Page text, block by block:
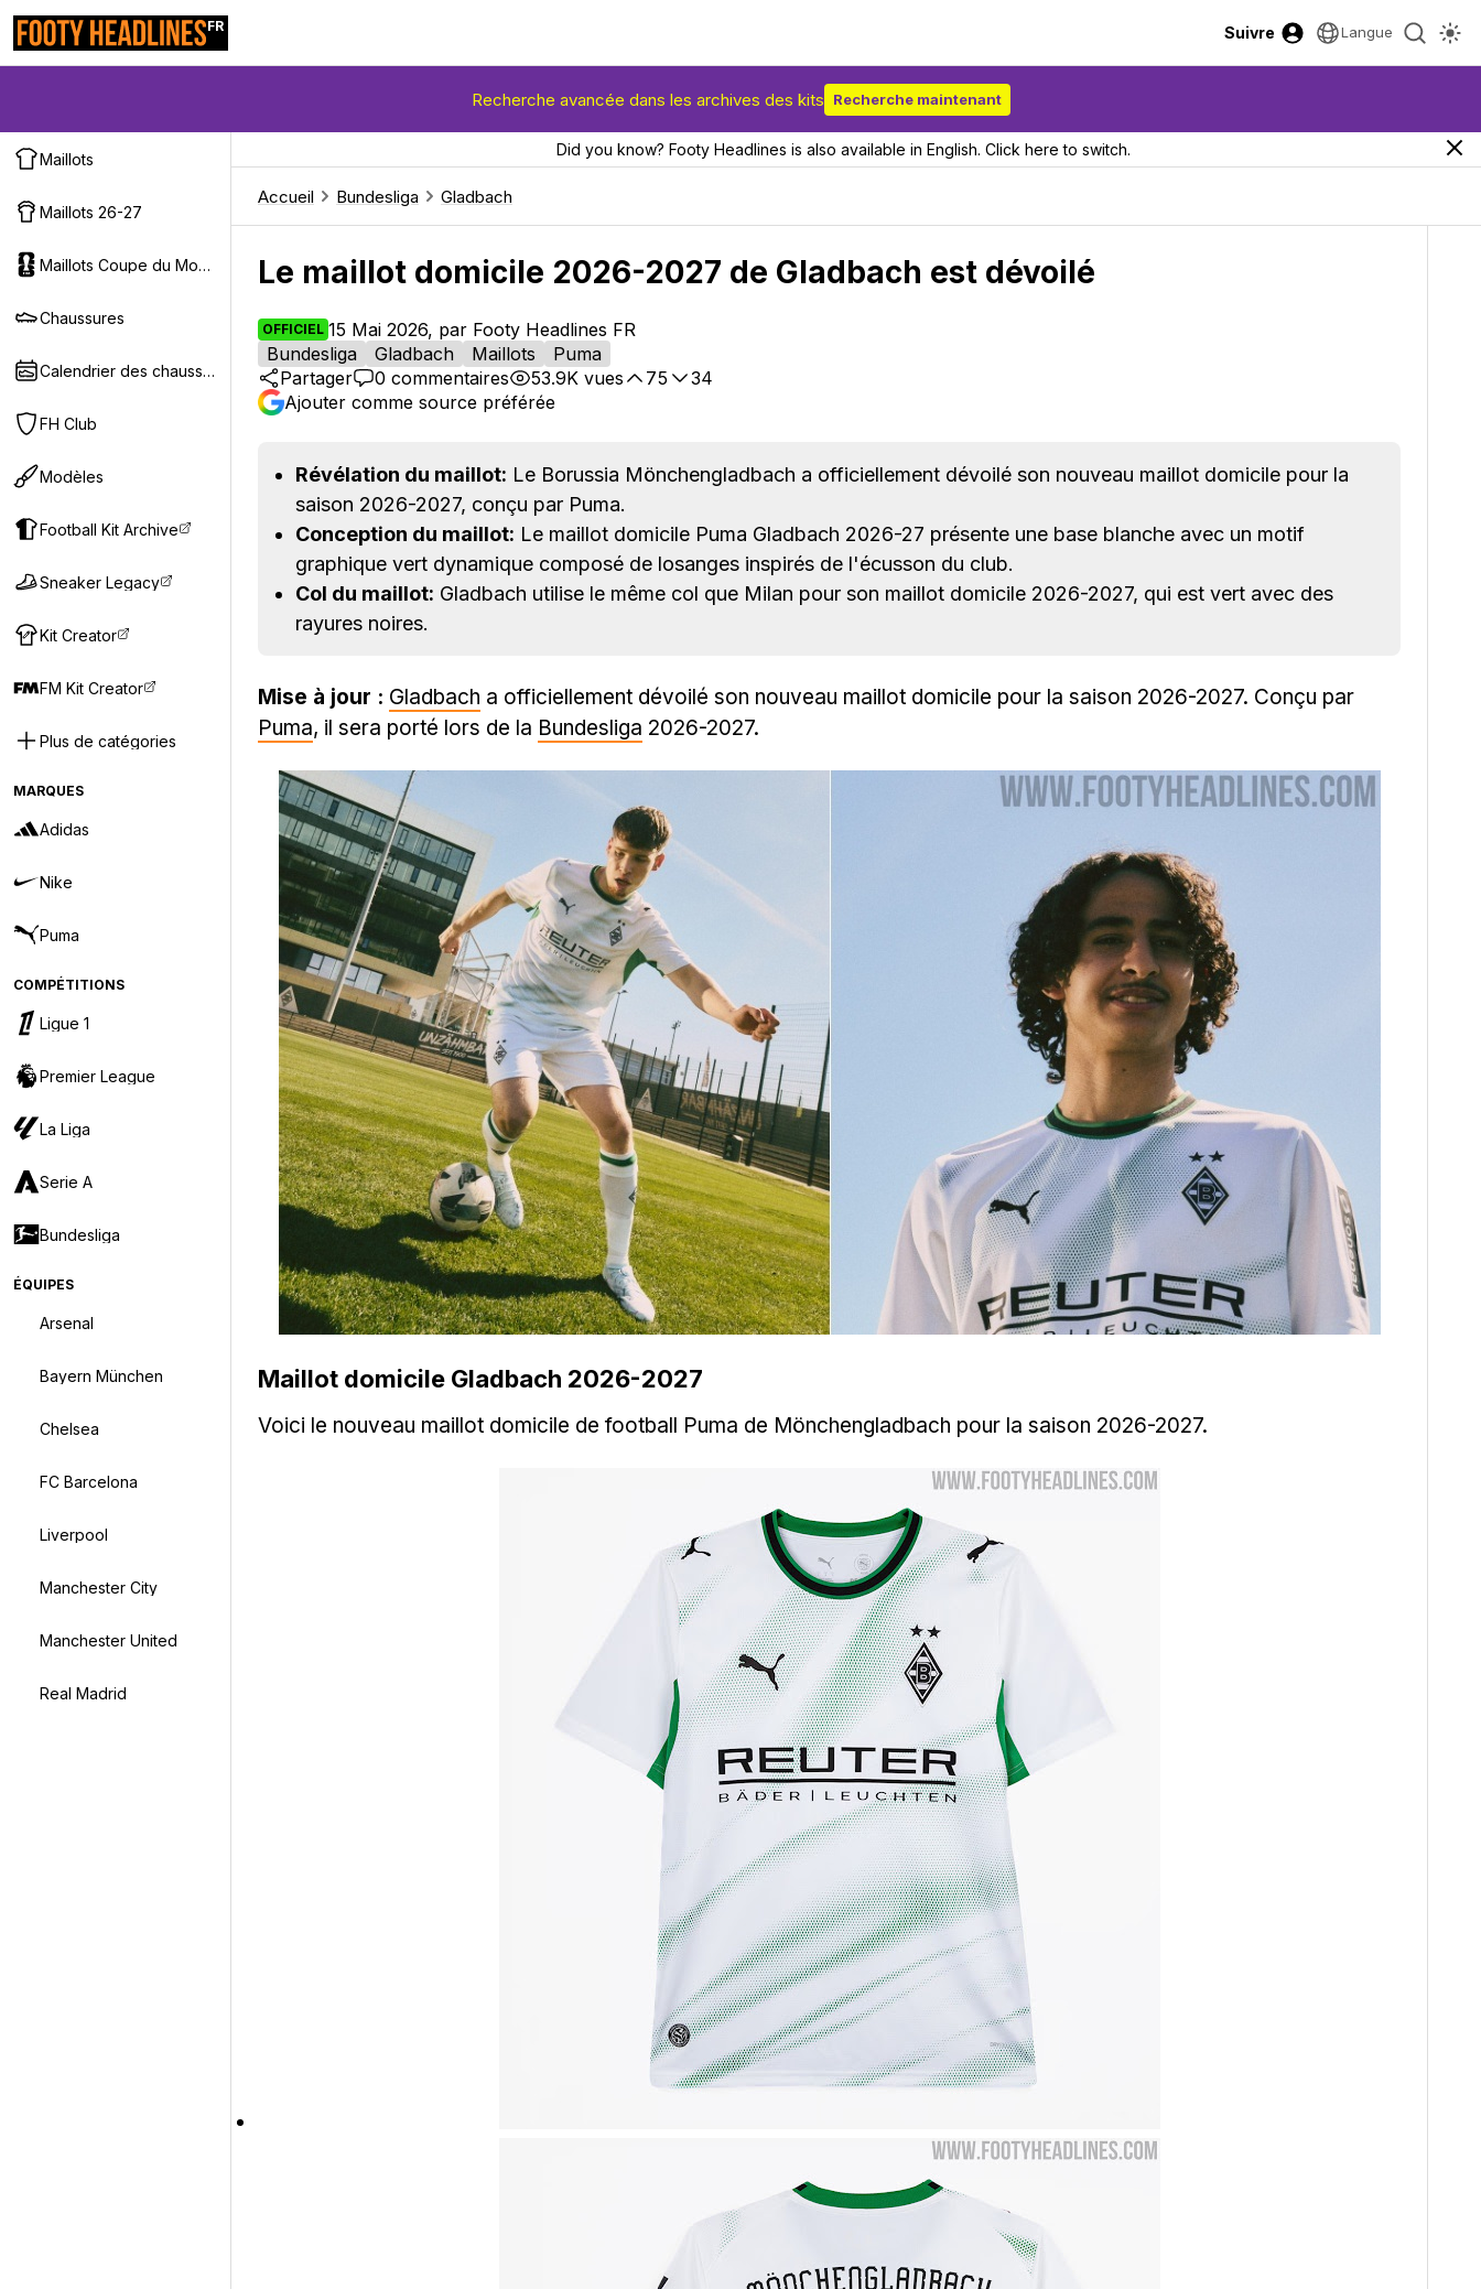
FR Suivre Langue
Recherche avancée dans les archives des kits Recherche maintenant
Maillots
Maillots 26-27
Maillots Coupe du Monde 2026
Chaussures
Calendrier des chaussures
FH Club
Modèles
Football Kit Archive
Sneaker Legacy
Kit Creator
FM Kit Creator
Plus de catégories
MARQUES
Adidas
Nike
Puma
COMPÉTITIONS
Ligue 1
Premier League
La Liga
Serie A
Bundesliga
ÉQUIPES
Arsenal
Bayern München
Chelsea
FC Barcelona
Liverpool
Manchester City
Manchester United
Real Madrid
Did you know? Footy Headlines is also available in English. Click here to switch.
Accueil Bundesliga Gladbach
Le maillot domicile 2026-2027 de Gladbach est dévoilé
OFFICIEL 15 Mai 2026, par Footy Headlines FR
Bundesliga
Gladbach Maillots
Puma
Partager
0 commentaires 53.9K vues 75
34
Ajouter comme source préférée
Révélation du maillot: Le Borussia Mönchengladbach a officiellement dévoilé son nouveau maillot domicile pour la
saison 2026-2027, conçu par Puma.
Conception du maillot: Le maillot domicile Puma Gladbach 2026-27 présente une base blanche avec un motif
graphique vert dynamique composé de losanges inspirés de l'écusson du club.
Col du maillot: Gladbach utilise le même col que Milan pour son maillot domicile 2026-2027, qui est vert avec des
rayures noires.
Mise à jour : Gladbach a officiellement dévoilé son nouveau maillot domicile pour la saison 2026-2027. Conçu par
Puma, il sera porté lors de la Bundesliga 2026-2027.
Maillot domicile Gladbach 2026-2027
Voici le nouveau maillot domicile de football Puma de Mönchengladbach pour la saison 2026-2027.